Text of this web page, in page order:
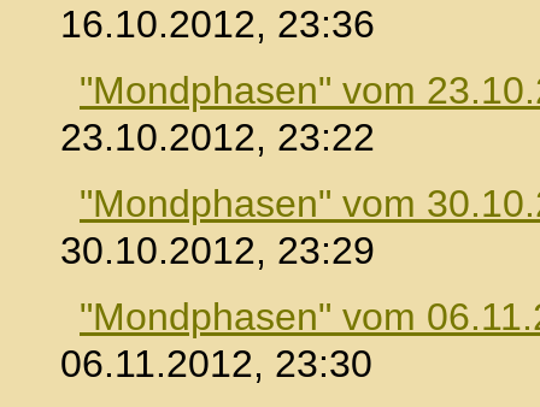
16.10.2012, 23:36
"Mondphasen" vom
23.10.2012, 23:22
"Mondphasen" vom
30.10.2012, 23:29
"Mondphasen" vom
06.11.2012, 23:30